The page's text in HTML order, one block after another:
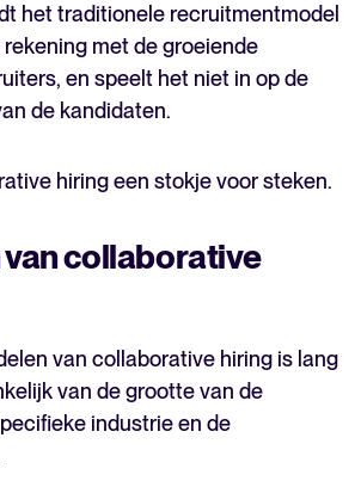
het traditionele recruitmentmodel
met de groeiende
en speelt het niet in op de
de kandidaten.
hiring een stokje voor steken.
collaborative
van collaborative hiring is lang
van de grootte van de
industrie en de